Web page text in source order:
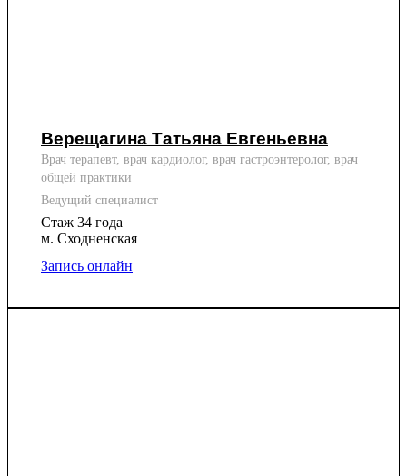
Верещагина Татьяна Евгеньевна
Врач терапевт, врач кардиолог, врач гастроэнтеролог, врач
общей практики
Ведущий специалист
Стаж 34 года
м. Сходненская
Запись онлайн